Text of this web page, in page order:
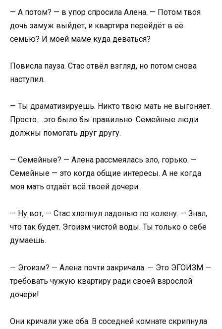
— А потом? — в упор спросила Алена. — Потом твоя
дочь замуж выйдет, и квартира перейдёт в её
семью? И моей маме куда деваться?
Повисла пауза. Стас отвёл взгляд, но потом снова
наступил.
— Ты драматизируешь. Никто твою мать не выгоняет.
Просто… это было бы правильно. Семейные люди
должны помогать друг другу.
— Семейные? — Алена рассмеялась зло, горько. —
Семейные — это когда общие интересы. А не когда
моя мать отдаёт всё твоей дочери.
— Ну вот, — Стас хлопнул ладонью по колену. — Знал,
что так будет. Эгоизм чистой воды. Ты только о себе
думаешь.
— Эгоизм? — Алена почти закричала. — Это ЭГОИЗМ —
требовать чужую квартиру ради своей взрослой
дочери!
Они кричали уже оба. В соседней комнате скрипнула